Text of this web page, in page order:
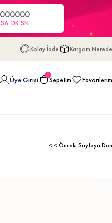
00
SA
00
DK
00
SN
Kolay İade Kargom Nerede
Üye Girişi Sepetim Favorilerim
< < Önceki Sayfaya Dön